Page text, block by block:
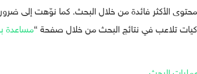
الأكثر فائدة من خلال البحث. كما نوّهت إلى
تلاعب في نتائج البحث من خلال صفحة “مساعدة